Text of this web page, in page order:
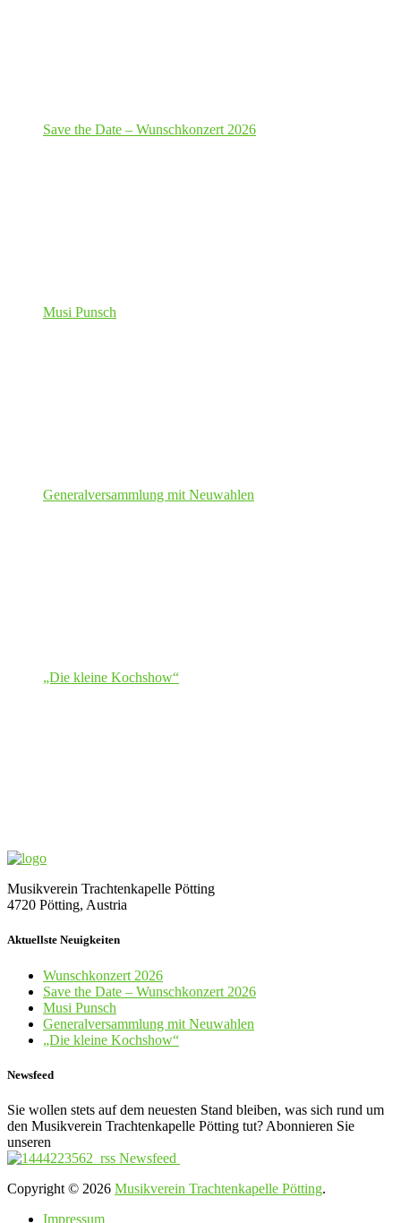
Save the Date – Wunschkonzert 2026
Musi Punsch
Generalversammlung mit Neuwahlen
„Die kleine Kochshow“
Musikverein Trachtenkapelle Pötting
4720 Pötting, Austria
Aktuellste Neuigkeiten
Wunschkonzert 2026
Save the Date – Wunschkonzert 2026
Musi Punsch
Generalversammlung mit Neuwahlen
„Die kleine Kochshow“
Newsfeed
Sie wollen stets auf dem neuesten Stand bleiben, was sich rund um
den Musikverein Trachtenkapelle Pötting tut? Abonnieren Sie
unseren
Newsfeed
Copyright © 2026 Musikverein Trachtenkapelle Pötting.
Impressum